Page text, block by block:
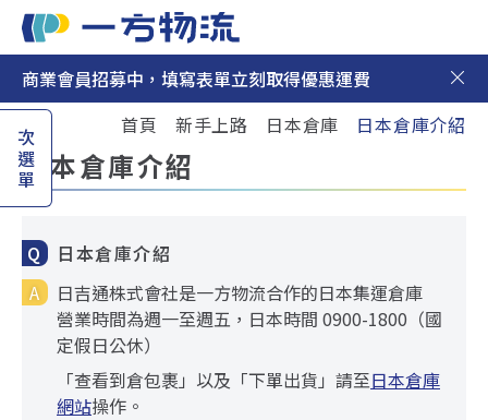
日本集運
日本代購
最新消息
新手上路
聯絡我們
商業會員招募中，填寫表單立刻取得優惠運費
首頁
新手上路 日本倉庫 日本倉庫介紹
次選單
日本倉庫介紹
日本倉庫介紹
日吉通株式會社是一方物流合作的日本集運倉庫
營業時間為週一至週五，日本時間 0900-1800（國
定假日公休）
「查看到倉包裹」以及「下單出貨」請至日本倉庫
網站操作。